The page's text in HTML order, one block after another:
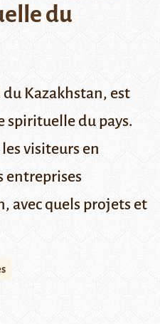
du
Kazakhstan, est
spirituelle du pays.
visiteurs en
entreprises
avec quels projets et